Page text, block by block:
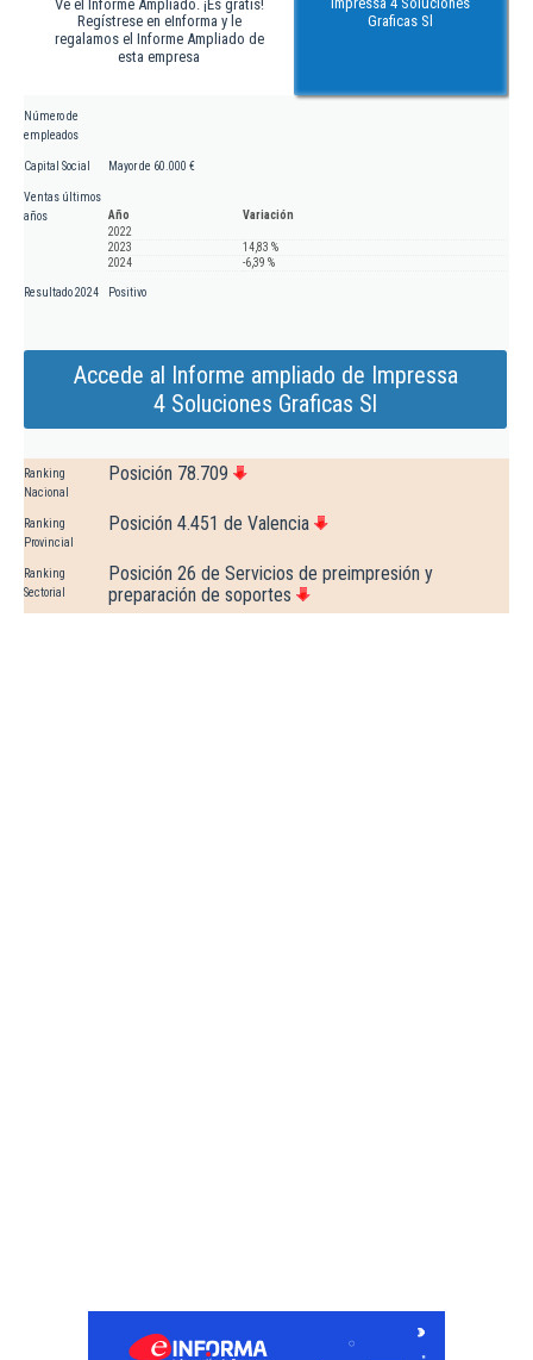
Ve el Informe Ampliado. ¡Es gratis!
Regístrese en eInforma y le
regalamos el Informe Ampliado de
esta empresa
Graficas Sl
Número de
empleados
Capital Social Mayor de 60.000 €
Ventas últimos
años
Año
Variación
2022
2023
14,83 %
2024
-6,39 %
Resultado 2024 Positivo
Accede al Informe ampliado de Impressa
4 Soluciones Graficas Sl
Ranking
Nacional
Posición 78.709
Ranking
Provincial
Posición 4.451 de Valencia
Ranking
Sectorial
Posición 26 de Servicios de preimpresión y
preparación de soportes